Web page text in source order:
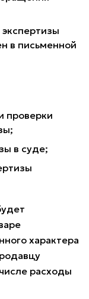
в письменной
проверки
в суде;
характера
расходы